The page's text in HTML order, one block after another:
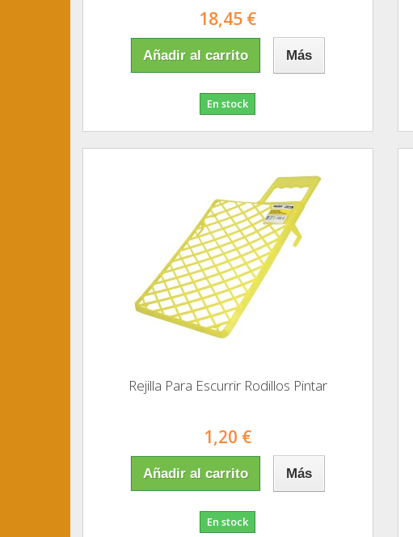
18,45 €
Añadir al carrito Más
En stock
Rejilla Para Escurrir Rodillos Pintar
1,20 €
Añadir al carrito Más
En stock